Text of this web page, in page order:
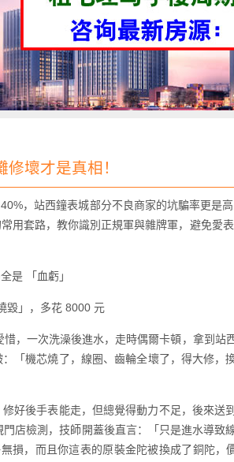
壞才是真相！
，站西鐘表城部分不良商家的坑騙率更是高
用套路，教你識別正規軍與雜牌軍，避免愛表
是 「血虧」
毀」，多花 8000 元
，一次洗澡後進水，走時偶爾卡頓，拿到站
「機芯燒了，線圈、齒輪全壞了，得大修，
好後手表能走，但總覺得動力不足，後來送
店檢測，技師開蓋後直言：「只是進水導致
損，而且你這表的原裝金陀被換成了銅陀，